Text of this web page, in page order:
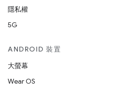
隱私權
5G
ANDROID 裝置
大螢幕
Wear OS